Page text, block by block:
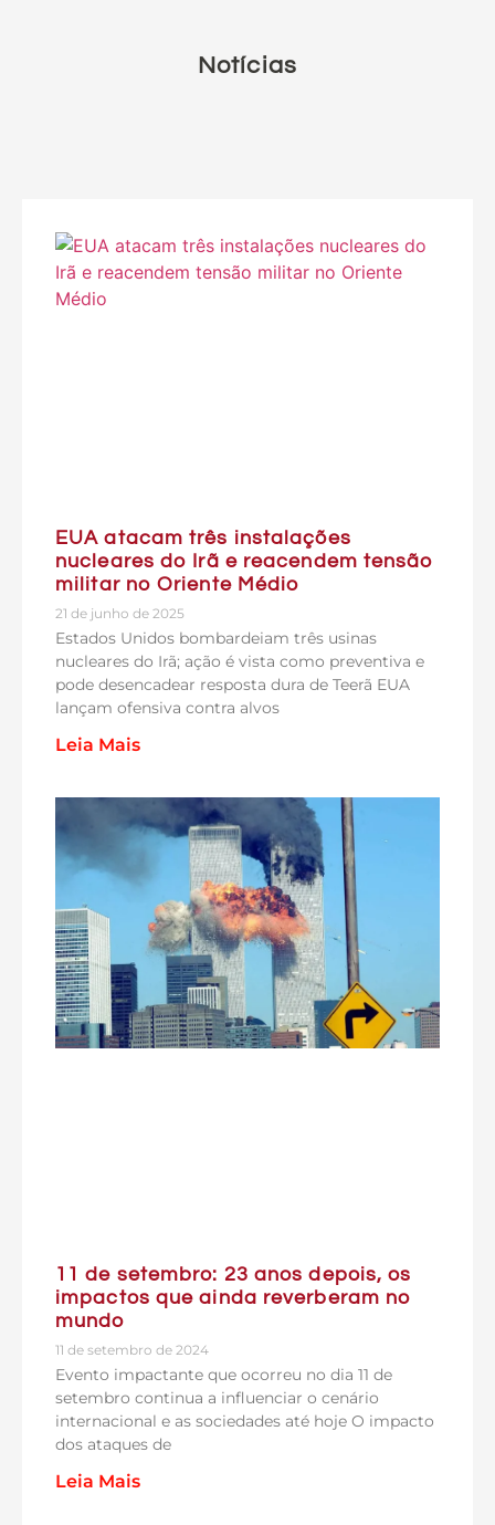
Notícias
EUA atacam três instalações
nucleares do Irã e reacendem tensão
militar no Oriente Médio
21 de junho de 2025
Estados Unidos bombardeiam três usinas
nucleares do Irã; ação é vista como preventiva e
pode desencadear resposta dura de Teerã EUA
lançam ofensiva contra alvos
Leia Mais
11 de setembro: 23 anos depois, os
impactos que ainda reverberam no
mundo
11 de setembro de 2024
Evento impactante que ocorreu no dia 11 de
setembro continua a influenciar o cenário
internacional e as sociedades até hoje O impacto
dos ataques de
Leia Mais